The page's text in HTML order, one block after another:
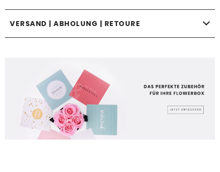
VERSAND | ABHOLUNG | RETOURE